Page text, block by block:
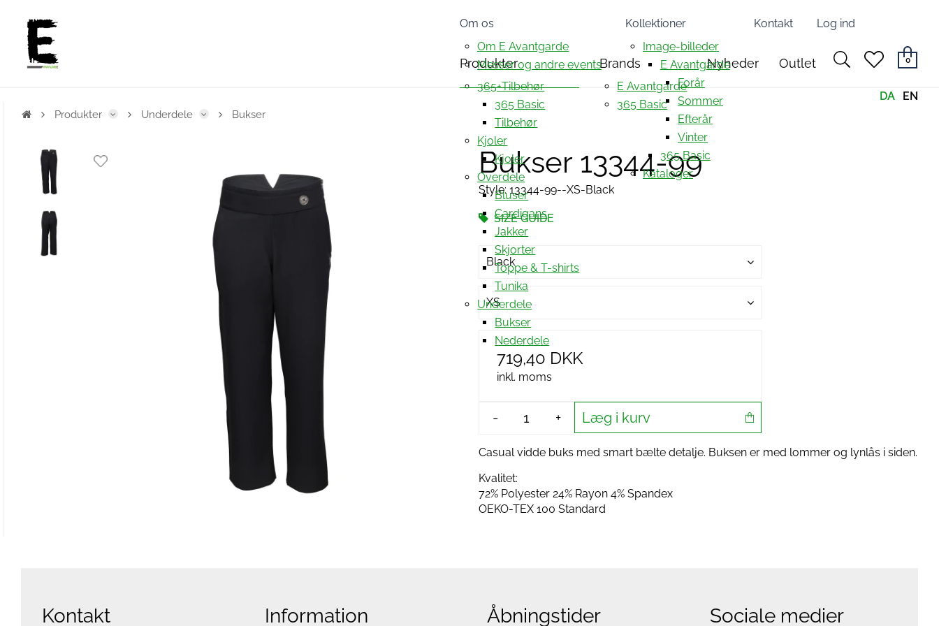
Produkter
365+Tilbehør
365 Basic
Tilbehør
Kjoler
Kjoler
Overdele
Bluser
Cardigans
Jakker
Skjorter
Toppe & T-shirts
Tunika
Underdele
Bukser
Nederdele
Brands
E Avantgarde
365 Basic
Nyheder Outlet
searchheart
0
Om os
Om E Avantgarde
Messer og andre events
Kollektioner
Image-billeder
E Avantgarde
Forår
Sommer
Efterår
Vinter
365 Basic
Kataloger
Kontakt Log ind
DA EN
Produkter Underdele Bukser
Bukser 13344-99
Style: 13344-99--XS-Black
SIZE GUIDE
Black
XS
719,40 DKK
inkl. moms
- + Læg i kurv
Casual vidde buks med smart bælte detalje. Buksen er med lommer og lynlås i siden.
Kvalitet:
72% Polyester 24% Rayon 4% Spandex
OEKO-TEX 100 Standard
Kontakt Information Åbningstider Sociale medier